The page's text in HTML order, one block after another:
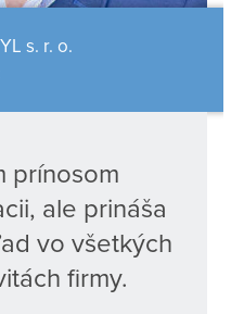
s. r. o.
prínosom
ale prináša
vo všetkých
firmy.